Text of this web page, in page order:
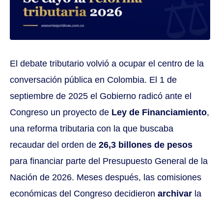
El debate tributario volvió a ocupar el centro de la
conversación pública en Colombia. El 1 de
septiembre de 2025 el Gobierno radicó ante el
Congreso un proyecto de Ley de Financiamiento,
una reforma tributaria con la que buscaba
recaudar del orden de 26,3 billones de pesos
para financiar parte del Presupuesto General de la
Nación de 2026. Meses después, las comisiones
económicas del Congreso decidieron archivar la